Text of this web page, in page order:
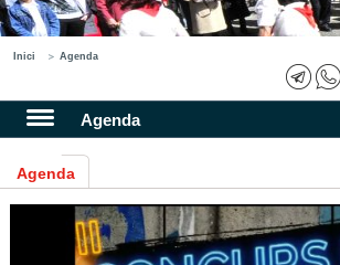
Inici Agenda
Agenda
Agenda